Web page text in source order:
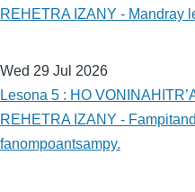
REHETRA IZANY - Mandray
Wed 29 Jul 2026
Lesona 5 : HO
REHETRA IZANY -
fanompoantsampy.